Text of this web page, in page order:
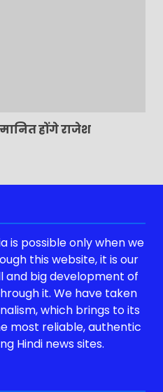
होंगे राजेश
is possible only when we
this website, it is our
and big development of
it. We have taken
which brings to its
most reliable, authentic
Hindi news sites.